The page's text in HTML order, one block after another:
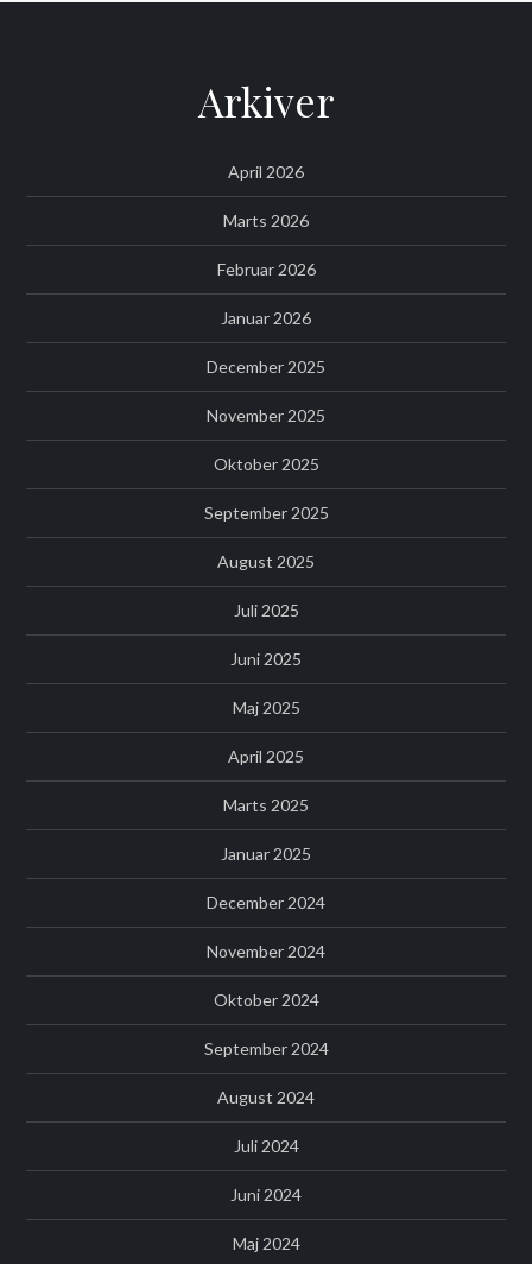
Arkiver
April 2026
Marts 2026
Februar 2026
Januar 2026
December 2025
November 2025
Oktober 2025
September 2025
August 2025
Juli 2025
Juni 2025
Maj 2025
April 2025
Marts 2025
Januar 2025
December 2024
November 2024
Oktober 2024
September 2024
August 2024
Juli 2024
Juni 2024
Maj 2024